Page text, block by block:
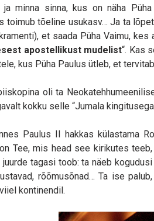
ja minna sinna, kus on näha
toimub tõeline usukasv… Ja ta
et saada Püha Vaimu,
apostellikust mudelist“. Kas
kus Püha Paulus ütleb, et
oli ta
kokku selle “Jumala
Paulus II hakkas külastama
Tee, mis head see kirikutes
juurde tagasi toob: ta näeb
rõõmusõnad… Ta ise
kontinendil.